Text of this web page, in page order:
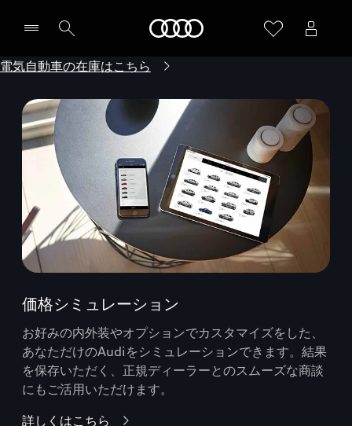
電気自動車の在庫はこちら
価格シミュレーション
お好みの内外装やオプションでカスタマイズをした、
あなただけのAudiをシミュレーションできます。結果
を保存いただく、正規ディーラーとのスムーズな商談
にもご活用いただけます。
詳しくはこちら